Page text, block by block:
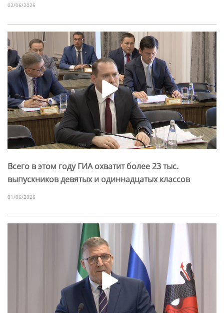
02/06/2026
Всего в этом году ГИА охватит более 23 тыс.
выпускников девятых и одиннадцатых классов
01/06/2026